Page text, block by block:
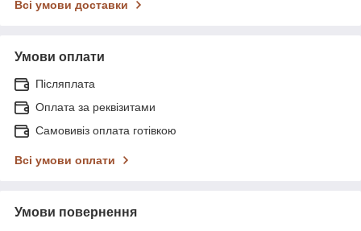
Всі умови доставки
Умови оплати
Післяплата
Оплата за реквізитами
Самовивіз оплата готівкою
Всі умови оплати
Умови повернення